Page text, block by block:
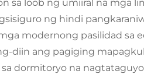
sa loob ng umiiral na mga
ng hindi
modernong pasilidad sa
diin ang pagiging
dormitoryo na